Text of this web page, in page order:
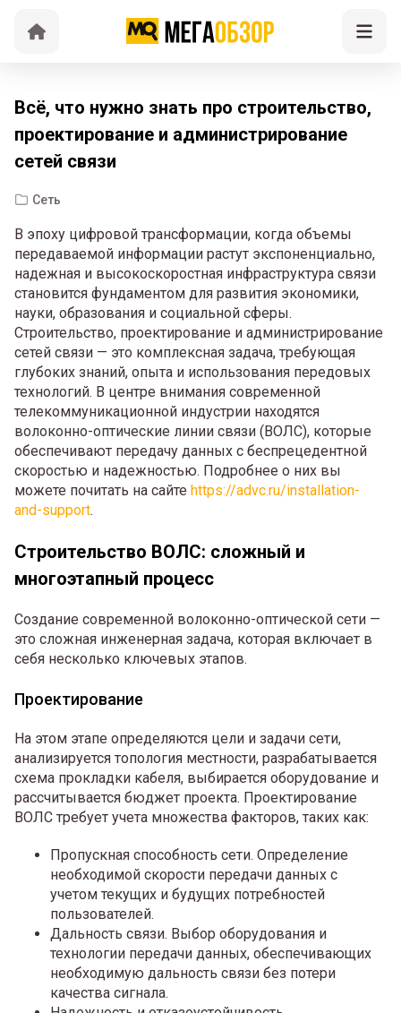
Всё, что нужно знать про строительство,
проектирование и администрирование
сетей связи
Сеть
В эпоху цифровой трансформации, когда объемы
передаваемой информации растут экспоненциально,
надежная и высокоскоростная инфраструктура связи
становится фундаментом для развития экономики,
науки, образования и социальной сферы.
Строительство, проектирование и администрирование
сетей связи — это комплексная задача, требующая
глубоких знаний, опыта и использования передовых
технологий. В центре внимания современной
телекоммуникационной индустрии находятся
волоконно-оптические линии связи (ВОЛС), которые
обеспечивают передачу данных с беспрецедентной
скоростью и надежностью. Подробнее о них вы
можете почитать на сайте https://advc.ru/installation-
and-support.
Строительство ВОЛС: сложный и
многоэтапный процесс
Создание современной волоконно-оптической сети —
это сложная инженерная задача, которая включает в
себя несколько ключевых этапов.
Проектирование
На этом этапе определяются цели и задачи сети,
анализируется топология местности, разрабатывается
схема прокладки кабеля, выбирается оборудование и
рассчитывается бюджет проекта. Проектирование
ВОЛС требует учета множества факторов, таких как:
Пропускная способность сети. Определение
необходимой скорости передачи данных с
учетом текущих и будущих потребностей
пользователей.
Дальность связи. Выбор оборудования и
технологии передачи данных, обеспечивающих
необходимую дальность связи без потери
качества сигнала.